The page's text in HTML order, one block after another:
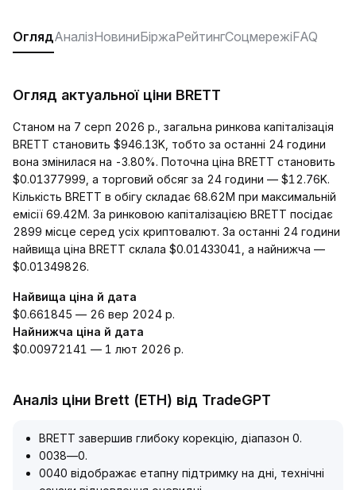
ОглядАналізНовиниБіржаРейтингСоцмережіFAQ
Огляд актуальної ціни BRETT
Станом на 7 серп 2026 р., загальна ринкова капіталізація
BRETT становить $946.13K, тобто за останні 24 години
вона змінилася на -3.80%. Поточна ціна BRETT становить
$0.01377999, а торговий обсяг за 24 години — $12.76K.
Кількість BRETT в обігу складає 68.62M при максимальній
емісії 69.42M. За ринковою капіталізацією BRETT посідає
2899 місце серед усіх криптовалют. За останні 24 години
найвища ціна BRETT склала $0.01433041, а найнижча —
$0.01349826.
Найвища ціна й дата
$0.661845 — 26 вер 2024 р.
Найнижча ціна й дата
$0.00972141 — 1 лют 2026 р.
Аналіз ціни Brett (ETH) від TradeGPT
BRETT завершив глибоку корекцію, діапазон 0.
0038—0.
0040 відображає етапну підтримку на дні, технічні